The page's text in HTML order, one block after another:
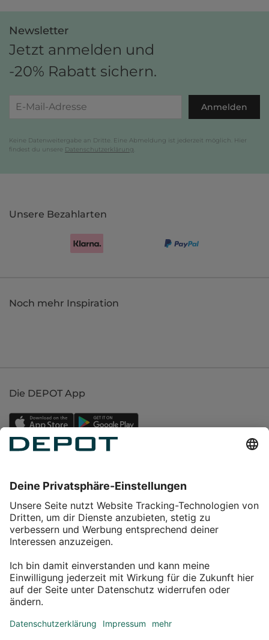
Newsletter
Jetzt anmelden und
-20% Rabatt sichern.
Anmelden
Keine Datenweitergabe an Dritte. Eine Abmeldung ist jederzeit möglich. Hier
findest du unsere Datenschutzerklärung
Unsere Bezahlarten
Noch mehr Inspiration
Die DEPOT App
Service
Über DEPOT
Kontakt